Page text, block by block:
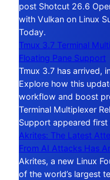
post Shotcut 26.6
with Vulkan on Linux
Today.
Tmux 3.7 Terminal
Floating Pane Support
Tmux 3.7 has arrived,
Explore how this
workflow and boost
Terminal Multiplexer
Support appeared first
Akrites: The Latest
From AI Attacks Has
Akrites, a new Linux
of the world’s largest